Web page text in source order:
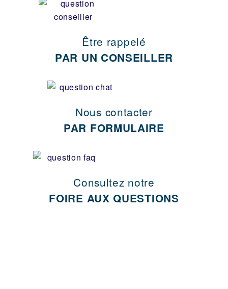
Être rappelé
PAR UN CONSEILLER
Nous contacter
PAR FORMULAIRE
Consultez notre
FOIRE AUX QUESTIONS